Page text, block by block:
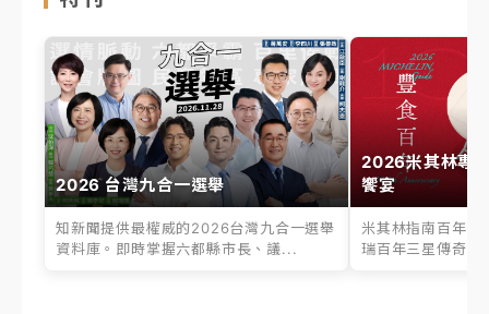
2026 台灣九合一選舉
知新聞提供最權威的2026台灣九合一選舉
資料庫。即時掌握六都縣市長、議...
2026米其林專
饗宴
米其林指南百年之
瑞百年三星傳奇、